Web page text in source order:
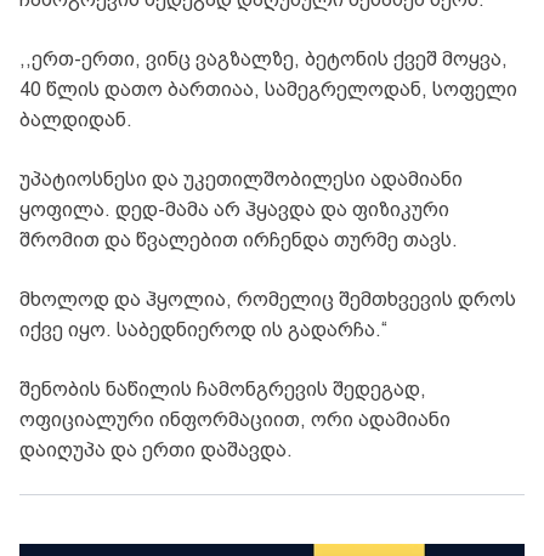
,,ერთ-ერთი, ვინც ვაგზალზე, ბეტონის ქვეშ მოყვა,
40 წლის დათო ბართიაა, სამეგრელოდან, სოფელი
ბალდიდან.
უპატიოსნესი და უკეთილშობილესი ადამიანი
ყოფილა. დედ-მამა არ ჰყავდა და ფიზიკური
შრომით და წვალებით ირჩენდა თურმე თავს.
მხოლოდ და ჰყოლია, რომელიც შემთხვევის დროს
იქვე იყო. საბედნიეროდ ის გადარჩა.“
შენობის ნაწილის ჩამონგრევის შედეგად,
ოფიციალური ინფორმაციით, ორი ადამიანი
დაიღუპა და ერთი დაშავდა.